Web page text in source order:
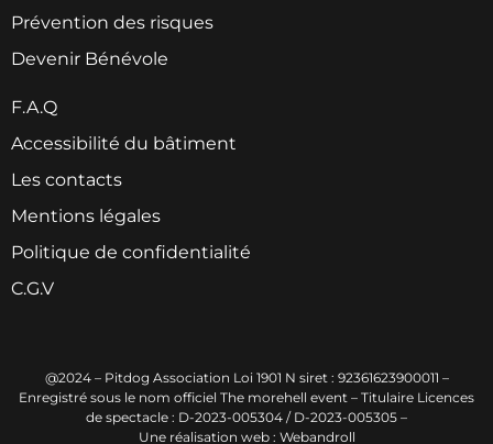
Prévention des risques
Devenir Bénévole
F.A.Q
Accessibilité du bâtiment
Les contacts
Mentions légales
Politique de confidentialité
C.G.V
@2024 – Pitdog Association Loi 1901 N siret : 92361623900011 –
Enregistré sous le nom officiel The morehell event – Titulaire Licences
de spectacle : D-2023-005304 / D-2023-005305 –
Une réalisation web : Webandroll